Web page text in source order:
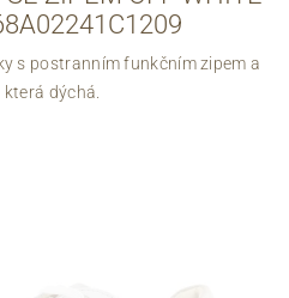
s postranním funkčním zipem a
dýchá.